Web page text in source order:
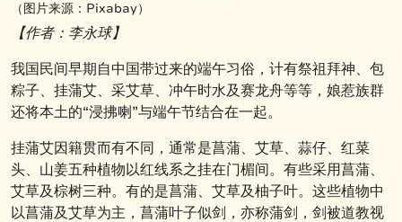
（图片来源：Pixabay）
【作者：李永球】
我国民间早期自中国带过来的端午习俗，计有祭祖拜神、包
粽子、挂蒲艾、采艾草、冲午时水及赛龙舟等等，娘惹族群
还将本土的“浸拂喇”与端午节结合在一起。
挂蒲艾因籍贯而有不同，通常是菖蒲、艾草、蒜仔、红菜
头、山姜五种植物以红线系之挂在门楣间。有些采用菖蒲、
艾草及棕树三种。有的是菖蒲、艾草及柚子叶。这些植物中
以菖蒲及艾草为主，菖蒲叶子似剑，亦称蒲剑，剑被道教视